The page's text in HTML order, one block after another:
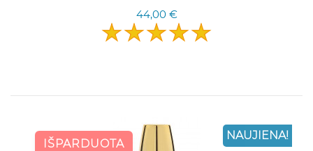
44,00 €
IŠPARDUOTA
NAUJIENA!